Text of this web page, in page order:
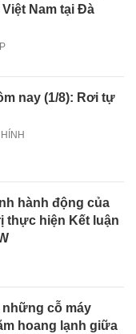
Việt Nam tại Đà
nay (1/8): Rơi tự
hành động của
thực hiện Kết luận
những cỗ máy
hoang lạnh giữa